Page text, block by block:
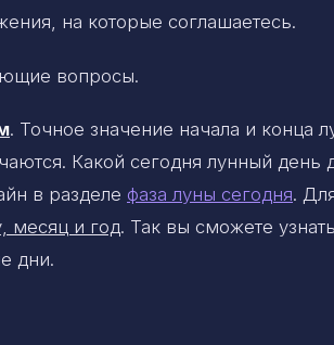
на которые соглашаетесь.
вопросы.
. Точное значение начала и конца
Какой сегодня лунный день
в разделе фаза луны сегодня.
месяц и год. Так вы сможете
дни.